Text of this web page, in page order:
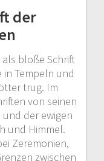
der
bloße Schrift
in Tempeln und
trug. Im
von seinen
der ewigen
und Himmel.
Zeremonien,
zwischen